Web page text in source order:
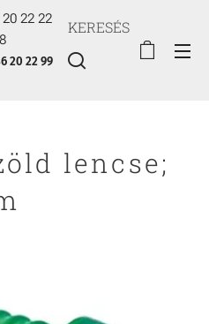
22 22
20 22 99
KERESÉS
lencse;